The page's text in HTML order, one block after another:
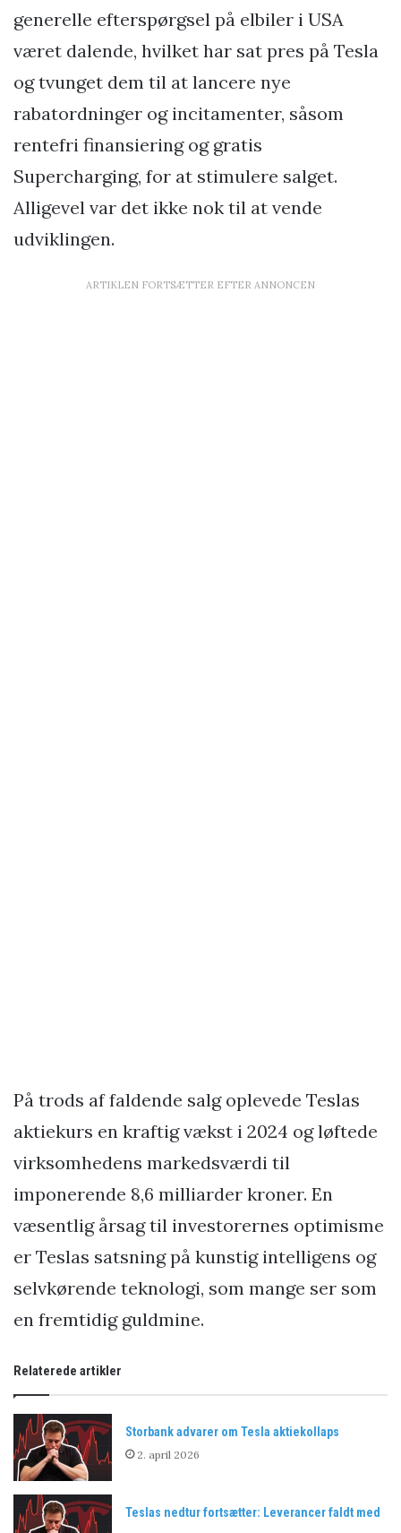
generelle efterspørgsel på elbiler i USA
været dalende, hvilket har sat pres på Tesla
og tvunget dem til at lancere nye
rabatordninger og incitamenter, såsom
rentefri finansiering og gratis
Supercharging, for at stimulere salget.
Alligevel var det ikke nok til at vende
udviklingen.
ARTIKLEN FORTSÆTTER EFTER ANNONCEN
På trods af faldende salg oplevede Teslas
aktiekurs en kraftig vækst i 2024 og løftede
virksomhedens markedsværdi til
imponerende 8,6 milliarder kroner. En
væsentlig årsag til investorernes optimisme
er Teslas satsning på kunstig intelligens og
selvkørende teknologi, som mange ser som
en fremtidig guldmine.
Relaterede artikler
Storbank advarer om Tesla aktiekollaps
2. april 2026
Teslas nedtur fortsætter: Leverancer faldt med